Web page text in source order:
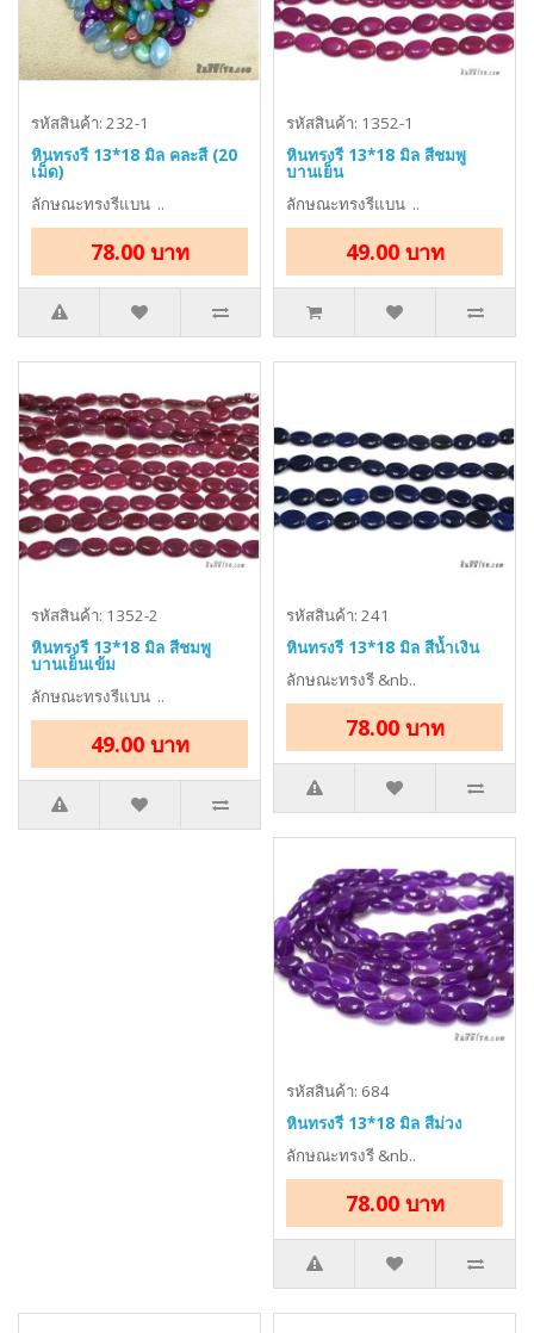
รหัสสินค้า: 232-1
หินทรงรี 13*18 มิล คละสี (20
เม็ด)
ลักษณะทรงรีแบน ..
78.00 บาท
รหัสสินค้า: 1352-1
หินทรงรี 13*18 มิล สีชมพู
บานเย็น
ลักษณะทรงรีแบน ..
49.00 บาท
รหัสสินค้า: 1352-2
หินทรงรี 13*18 มิล สีชมพู
บานเย็นเข้ม
ลักษณะทรงรีแบน ..
49.00 บาท
รหัสสินค้า: 241
หินทรงรี 13*18 มิล สีน้ำเงิน
ลักษณะทรงรี &nb..
78.00 บาท
รหัสสินค้า: 684
หินทรงรี 13*18 มิล สีม่วง
ลักษณะทรงรี &nb..
78.00 บาท